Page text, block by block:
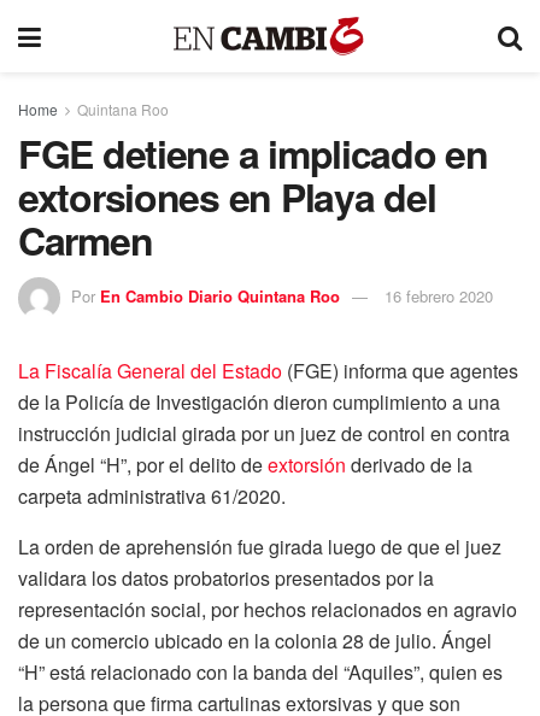
Home Quintana Roo
FGE detiene a implicado en
extorsiones en Playa del
Carmen
Por En Cambio Diario Quintana Roo 16 febrero 2020
La Fiscalía General del Estado (FGE) informa que agentes
de la Policía de Investigación dieron cumplimiento a una
instrucción judicial girada por un juez de control en contra
de Ángel “H”, por el delito deextorsión derivado de la
carpeta administrativa 61/2020.
La orden de aprehensión fue girada luego de que el juez
validara los datos probatorios presentados por la
representación social, por hechos relacionados en agravio
de un comercio ubicado en la colonia 28 de julio. Ángel
“H” está relacionado con la banda del “Aquiles”, quien es
la persona que firma cartulinas extorsivas y que son